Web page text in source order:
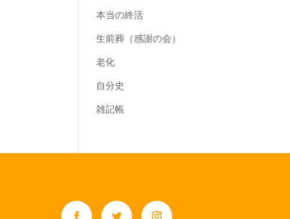
本当の終活
生前葬（感謝の会）
老化
自分史
雑記帳